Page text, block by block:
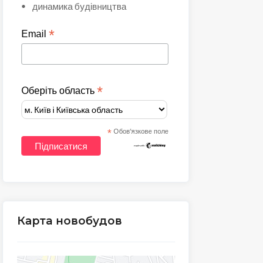
динамика будівництва
Email*
Оберіть область*
* Обов'язкове поле
Карта новобудов